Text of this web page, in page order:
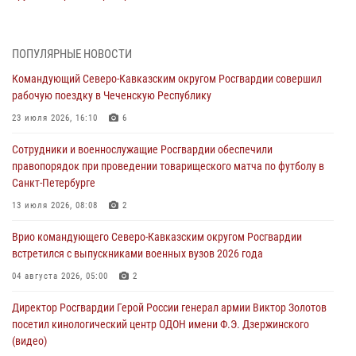
В Москве росгвардейцы задержали троих мужчин, устроивших
06 августа 2026, 11:20
Взрывотехники Росгвардии на Ставрополье обезвредили снаряд
06 августа 2026, 11:15
Подвиги героев‑росгвардейцев увековечили в новой музейной
экспозиции белгородского музея‑диорамы «Курская битва.
06 августа 2026, 10:30 3
Охрану общественного порядка и безопасность на футбольном
06 августа 2026, 10:13 1
ПОПУЛЯРНЫЕ НОВОСТИ
Командующий Северо-Кавказским округом Росгвардии совершил
рабочую поездку в Чеченскую Республику
23 июля 2026, 16:10 6
Сотрудники и военнослужащие Росгвардии обеспечили
правопорядок при проведении товарищеского матча по футболу в
Санкт-Петербурге
13 июля 2026, 08:08 2
Врио командующего Северо-Кавказским округом Росгвардии
встретился с выпускниками военных вузов 2026 года
04 августа 2026, 05:00 2
Директор Росгвардии Герой России генерал армии Виктор Золотов
посетил кинологический центр ОДОН имени Ф.Э. Дзержинского
(видео)